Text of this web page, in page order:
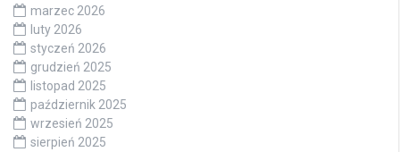
marzec 2026
luty 2026
styczeń 2026
grudzień 2025
listopad 2025
październik 2025
wrzesień 2025
sierpień 2025